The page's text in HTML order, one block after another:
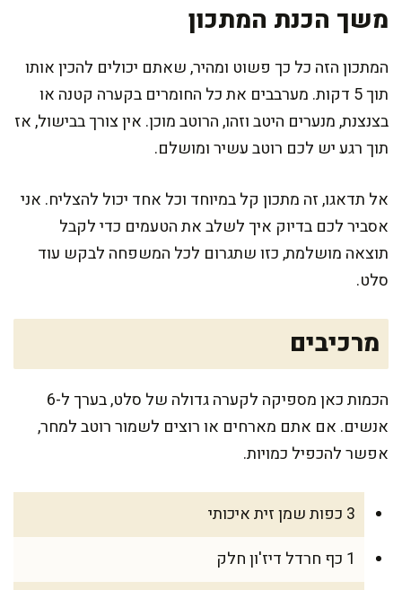
משך הכנת המתכון
המתכון הזה כל כך פשוט ומהיר, שאתם יכולים להכין אותו
תוך 5 דקות. מערבבים את כל החומרים בקערה קטנה או
בצנצנת, מנערים היטב וזהו, הרוטב מוכן. אין צורך בבישול, אז
תוך רגע יש לכם רוטב עשיר ומושלם.
אל תדאגו, זה מתכון קל במיוחד וכל אחד יכול להצליח. אני
אסביר לכם בדיוק איך לשלב את הטעמים כדי לקבל
תוצאה מושלמת, כזו שתגרום לכל המשפחה לבקש עוד
סלט.
מרכיבים
הכמות כאן מספיקה לקערה גדולה של סלט, בערך ל-6
אנשים. אם אתם מארחים או רוצים לשמור רוטב למחר,
אפשר להכפיל כמויות.
3 כפות שמן זית איכותי
1 כף חרדל דיז'ון חלק